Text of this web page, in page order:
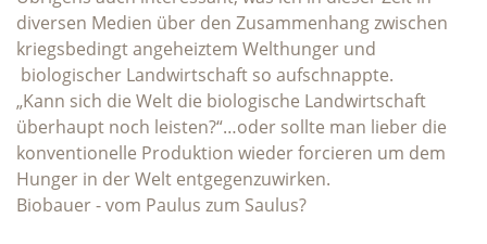
diversen Medien über den Zusammenhang zwischen
kriegsbedingt angeheiztem Welthunger und
biologischer Landwirtschaft so aufschnappte.
„Kann sich die Welt die biologische Landwirtschaft
überhaupt noch leisten?“…oder sollte man lieber die
konventionelle Produktion wieder forcieren um dem
Hunger in der Welt entgegenzuwirken.
Biobauer - vom Paulus zum Saulus?